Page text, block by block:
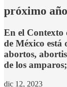
próximo
En el Contexto
de México
abortos,
de los
dic 12, 2023